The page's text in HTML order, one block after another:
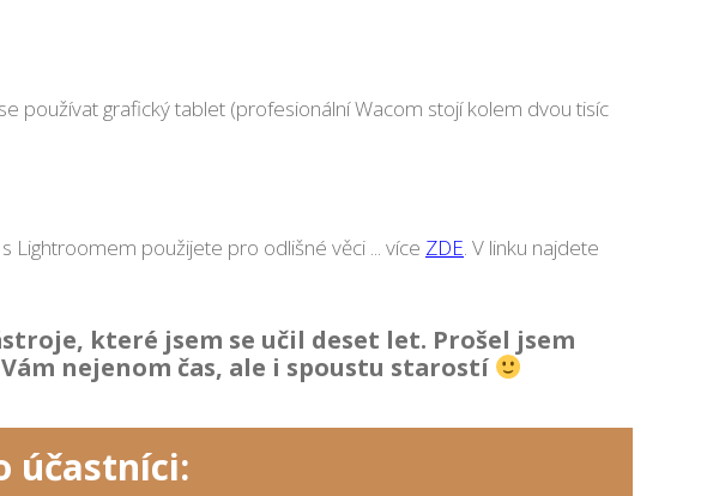
používat grafický tablet (profesionální Wacom stojí kolem dvou tisíc
použijete pro odlišné věci ... více ZDE . V linku najdete
které jsem se učil deset let. Prošel jsem
nejenom čas, ale i spoustu starostí
účastníci: